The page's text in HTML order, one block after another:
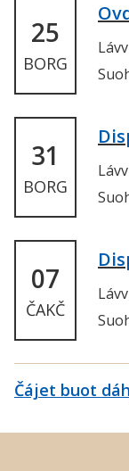
25
BORG
31
BORG
07
ČAKČ
Čájet buot